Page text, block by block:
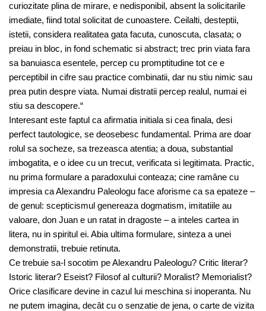
curiozitate plina de mirare, e nedisponibil, absent la solicitarile
imediate, fiind total solicitat de cunoastere. Ceilalti, desteptii,
istetii, considera realitatea gata facuta, cunoscuta, clasata; o
preiau in bloc, in fond schematic si abstract; trec prin viata fara
sa banuiasca esentele, percep cu promptitudine tot ce e
perceptibil in cifre sau practice combinatii, dar nu stiu nimic sau
prea putin despre viata. Numai distratii percep realul, numai ei
stiu sa descopere.“
Interesant este faptul ca afirmatia initiala si cea finala, desi
perfect tautologice, se deosebesc fundamental. Prima are doar
rolul sa socheze, sa trezeasca atentia; a doua, substantial
imbogatita, e o idee cu un trecut, verificata si legitimata. Practic,
nu prima formulare a paradoxului conteaza; cine ramâne cu
impresia ca Alexandru Paleologu face aforisme ca sa epateze –
de genul: scepticismul genereaza dogmatism, imitatiile au
valoare, don Juan e un ratat in dragoste – a inteles cartea in
litera, nu in spiritul ei. Abia ultima formulare, sinteza a unei
demonstratii, trebuie retinuta.
Ce trebuie sa-l socotim pe Alexandru Paleologu? Critic literar?
Istoric literar? Eseist? Filosof al culturii? Moralist? Memorialist?
Orice clasificare devine in cazul lui meschina si inoperanta. Nu
ne putem imagina, decât cu o senzatie de jena, o carte de vizita